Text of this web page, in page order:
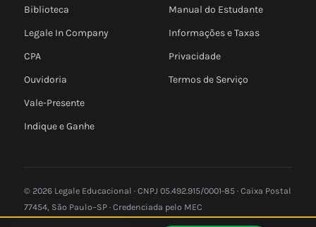
Biblioteca
Legale In Company
CPA
Ouvidoria
Vale-Presente
Indique e Ganhe
Manual do Estudante
Informações e Taxas
Privacidade
Termos de Serviço
© 2026 Legale Educacional · CNPJ 05.492.915/0001-85 · Caixa Postal
77454, São Paulo–SP · Credenciada pelo MEC